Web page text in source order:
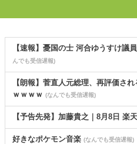
【速報】憂国の士 河合ゆうすけ議
んでも受信遅報)
【朗報】菅直人元総理、再評価さ
ｗｗｗｗ (なんでも受信遅報)
【予告先発】加藤貴之｜8月8日 楽
好きなポケモン音楽 (なんでも受信遅報)